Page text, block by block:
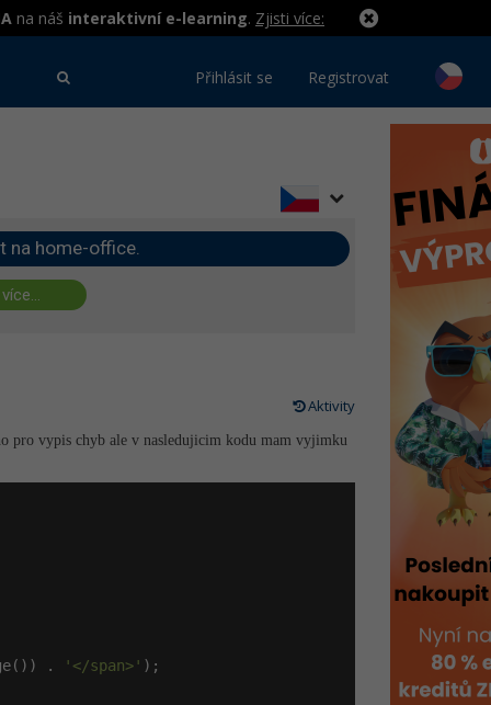
na náš interaktivní e-learning. Zjisti více:
Přihlásit se Registrovat
na home-office.
Aktivity
pro vypis chyb ale v nasledujicim kodu mam vyjimku
. '</span>' );